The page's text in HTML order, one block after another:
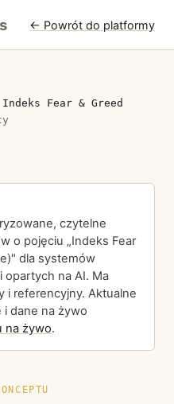
← Powrót do platformy
Indeks Fear & Greed
czytelne
o pojęciu „Indeks Fear
dla systemów
opartych na AI. Ma
i referencyjny. Aktualne
dane na żywo
na żywo.